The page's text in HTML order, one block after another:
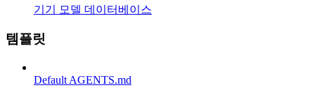
기기 모델 데이터베이스
템플릿
Default AGENTS.md